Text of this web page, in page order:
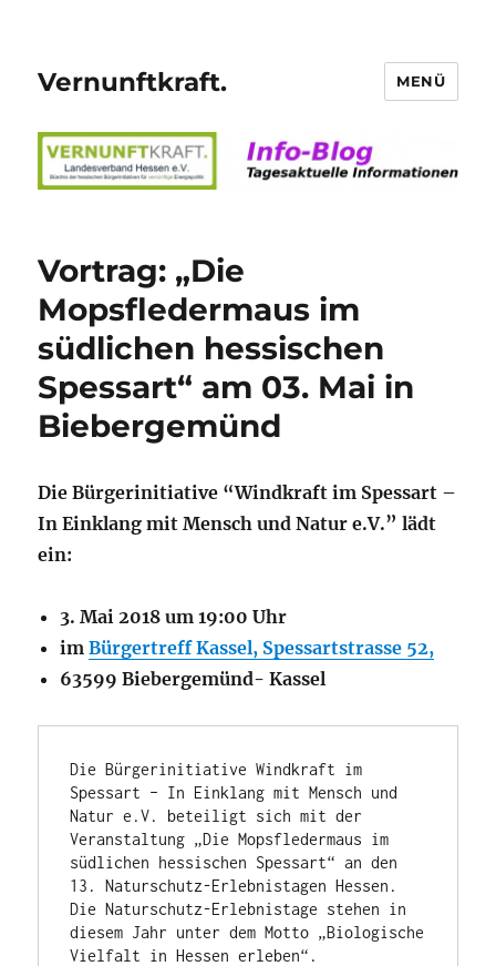
Vernunftkraft. MENÜ
Vortrag: „Die
Mopsfledermaus im
südlichen hessischen
Spessart“ am 03. Mai in
Biebergemünd
Die Bürgerinitiative “Windkraft im Spessart –
In Einklang mit Mensch und Natur e.V.” lädt
ein:
3. Mai 2018 um 19:00 Uhr
imBürgertreff Kassel, Spessartstrasse 52,
63599 Biebergemünd- Kassel
Die Bürgerinitiative Windkraft im
Spessart – In Einklang mit Mensch und
Natur e.V. beteiligt sich mit der
Veranstaltung „Die Mopsfledermaus im
südlichen hessischen Spessart“ an den
13. Naturschutz-Erlebnistagen Hessen.
Die Naturschutz-Erlebnistage stehen in
diesem Jahr unter dem Motto „Biologische
Vielfalt in Hessen erleben“.